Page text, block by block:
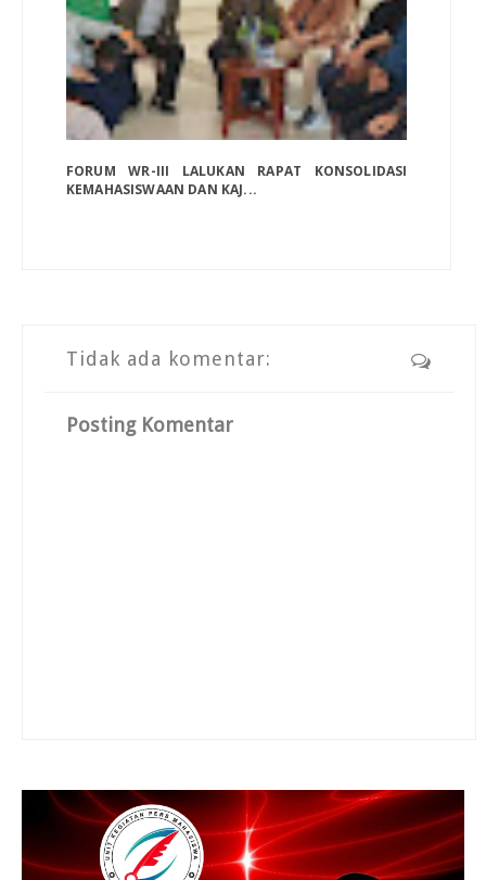
FORUM WR-III LALUKAN RAPAT KONSOLIDASI
KEMAHASISWAAN DAN KAJ...
Tidak ada komentar:
Posting Komentar